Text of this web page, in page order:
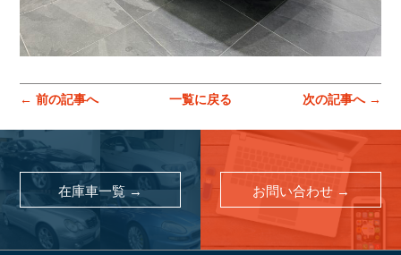
← 前の記事へ 一覧に戻る 次の記事へ →
在庫車一覧 → お問い合わせ →